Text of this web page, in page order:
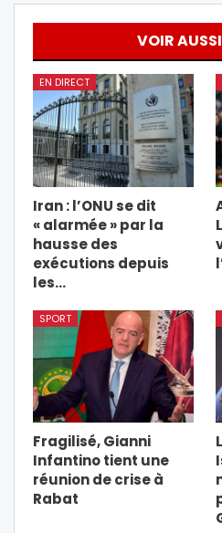
VOIR AUSSI
EN DIRECT
Iran : l’ONU se dit
« alarmée » par la
hausse des
exécutions depuis
les…
SPORT
Fragilisé, Gianni
Infantino tient une
réunion de crise à
Rabat